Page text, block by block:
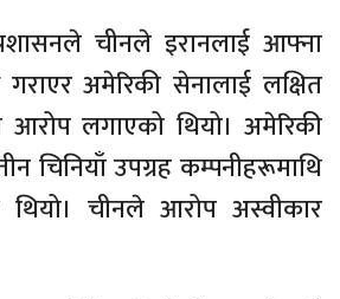
चीनले इरानलाई आफ्ना
अमेरिकी सेनालाई लक्षित
आरोप लगाएको थियो। अमेरिकी
चिनियाँ उपग्रह कम्पनीहरूमाथि
थियो। चीनले आरोप अस्वीकार